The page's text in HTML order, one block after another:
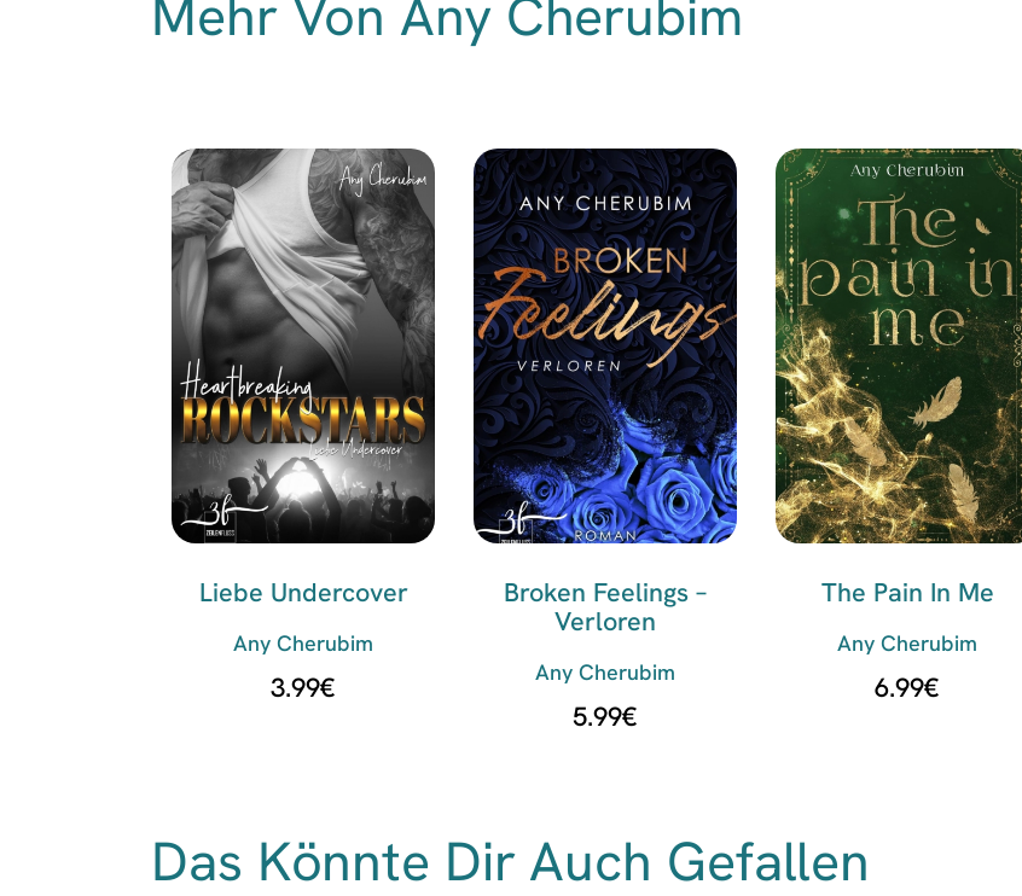
Mehr Von Any Cherubim
Liebe Undercover
Any Cherubim
3.99€
Broken Feelings –
Verloren
Any Cherubim
5.99€
The Pain In Me
Any Cherubim
6.99€
Das Könnte Dir Auch Gefallen